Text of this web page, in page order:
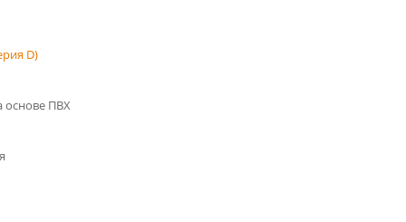
D)
основе ПВХ